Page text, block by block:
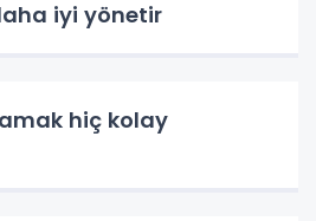
iyi yönetir
hiç kolay